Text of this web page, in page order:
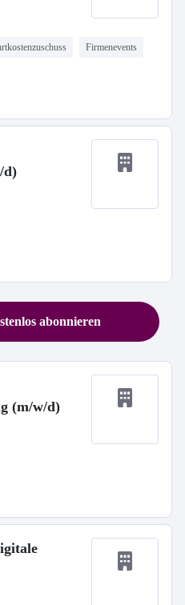
Firmenevents
d)
abonnieren
(m/w/d)